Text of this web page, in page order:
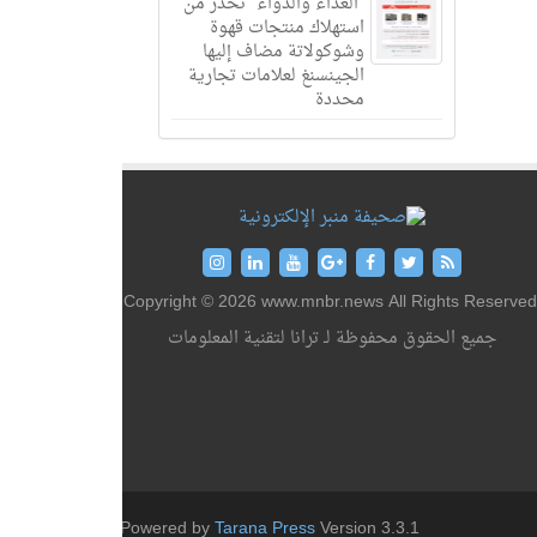
استهلاك منتجات قهوة
وشوكولاتة مضاف إليها
الجينسنغ لعلامات تجارية
محددة
Copyright © 2026 www.mnbr.news All Rights
جميع الحقوق محفوظة لـ ترانا لتقنية المعلومات
Powered byTarana PressVersion 3.3.1